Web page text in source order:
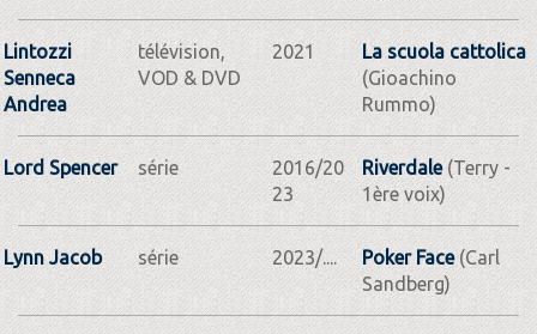
Lintozzi
Senneca
Andrea
télévision,
VOD & DVD
2021
La scuola cattolica
(Gioachino
Rummo)
Lord Spencer série
2016/20
23
Riverdale(Terry -
1ère voix)
Lynn Jacob série 2023/.... Poker Face(Carl
Sandberg)